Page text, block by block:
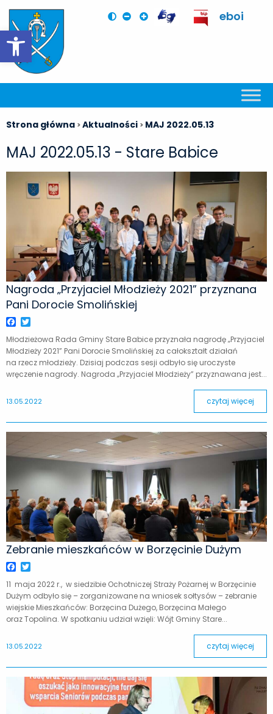
Otwórz pasek narzędzi
eboi
Strona główna >Aktualności > MAJ 2022.05.13
MAJ 2022.05.13 - Stare Babice
Nagroda „Przyjaciel Młodzieży 2021” przyznana
Pani Dorocie Smolińskiej
Facebook
Młodzieżowa Rada Gminy Stare Babice przyznała nagrodę „Przyjaciel
Młodzieży 2021” Pani Dorocie Smolińskiej za całokształt działań
na rzecz młodzieży. Dzisiaj podczas sesji odbyło się uroczyste
wręczenie nagrody. Nagroda „Przyjaciel Młodzieży” przyznawana jest...
13.05.2022 czytaj więcej
Zebranie mieszkańców w Borzęcinie Dużym
Facebook
11 maja 2022 r., w siedzibie Ochotniczej Straży Pożarnej w Borzęcinie
Dużym odbyło się – zorganizowane na wniosek sołtysów – zebranie
wiejskie Mieszkańców: Borzęcina Dużego, Borzęcina Małego
oraz Topolina. W spotkaniu udział wzięli: Wójt Gminy Stare...
13.05.2022 czytaj więcej